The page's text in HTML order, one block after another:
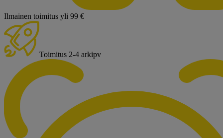
Ilmainen toimitus yli 99 €
Toimitus 2-4 arkipv